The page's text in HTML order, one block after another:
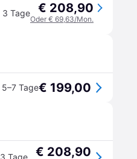
3 Tage € 208,90
Oder € 69,63/Mon.
5–7 Tage€ 199,00
3 Tage € 208,90